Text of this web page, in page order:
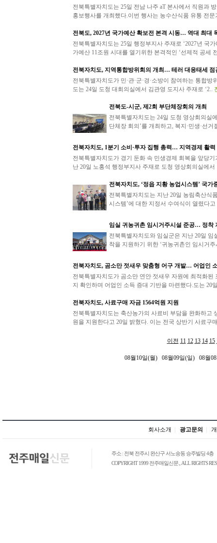
전북특별자치도는 25일 전남 나주 aT 본사에서 직원과
홍보행사를 개최했다.이번 행사는 농수산식품 유통 전
전북도, 2027년 국가예산 확보전 본격 시동… 역대 최대
전북특별자치도는 25일 행정부지사 주재로 ‘2027년 국
가예산 11조원 시대를 열기위한 본격적인 ‘선제적 공세
전북자치도, 지역통합방위회의 개최… 테러 대응태세 점
전북특별자치도가 민·관·군·경·소방이 참여하는 통합
도는 24일 도청 대회의실에서 김관영 도지사 주재로 ‘2..
전북도-시군, 제2회 부단체장회의 개최
전북특별자치도는 24일 도청 영상회의실
단체장 회의’를 개최하고, 복지·민생·선
전북자치도, 1분기 소비·투자 집행 총력… 지역경제 활력
전북특별자치도가 경기 둔화 속 민생경제 회복을 앞당
난 20일 노홍석 행정부지사 주재로 도청 영상회의실에서
전북자치도, ‘정읍 지황 농업시스템’ 국가
전북특별자치도는 지난 20일 농림축산식
시스템’에 대한 지정서 수여식이 열렸다
임실 귀농귀촌 임시거주시설 준공… 정착
전북특별자치도와 임실군은 지난 20일
착을 지원하기 위한 ‘귀농귀촌인 임시거
전북자치도, 곰소만 젓새우 맞춤형 어구 개발… 어업인
전북특별자치도가 곰소만 연안 젓새우 자원에 최적화
지 확인하며 어업인 소득 증대 기반을 마련했다.도는 20
전북자치도, 사료구매 자금 1564억원 지원
전북특별자치도는 축산농가의 사료비 부담을 완화하고
원을 지원한다고 20일 밝혔다. 이는 전국 상반기 사료구
이전 11 12 13 14 15
08월10일(월) 08월09일(일) 08월
회사소개 광고문의
주소 : 전북 전주시 완산구 서노송동 승주빌딩 4층
COPYRIGHT 1999 전주매일신문., ALL RIGHTS